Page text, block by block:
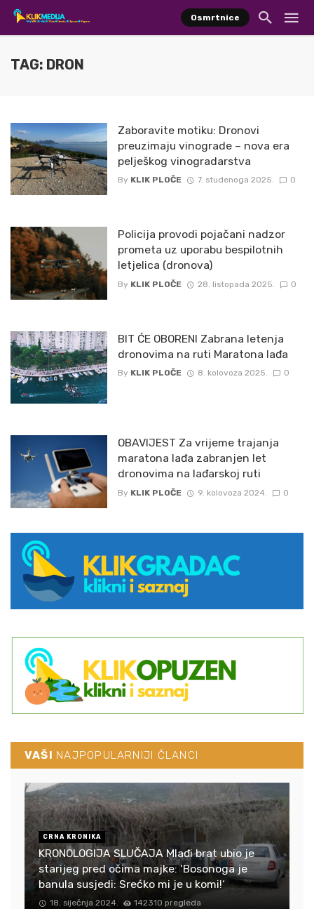
Osmrtnice
TAG: DRON
Zaboravite motiku: Dronovi
preuzimaju vinograde – nova era
pelješkog vinogradarstva
By KLIK PLOČE 7. studenoga 2025. 0
Policija provodi pojačani nadzor
prometa uz uporabu bespilotnih
letjelica (dronova)
By KLIK PLOČE 28. listopada 2025. 0
BIT ĆE OBORENI Zabrana letenja
dronovima na ruti Maratona lađa
By KLIK PLOČE 8. kolovoza 2025. 0
OBAVIJEST Za vrijeme trajanja
maratona lađa zabranjen let
dronovima na lađarskoj ruti
By KLIK PLOČE 9. kolovoza 2024. 0
VAŠI NAJPOPULARNIJI ČLANCI
CRNA KRONIKA
KRONOLOGIJA SLUČAJA Mlađi brat ubio je
starijeg pred očima majke: ‘Bosonoga je
banula susjedi: Srećko mi je u komi!‘
18. siječnja 2024. 142310 pregleda